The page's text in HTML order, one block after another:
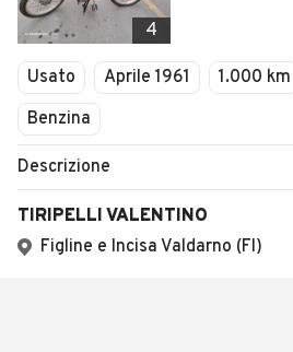
4
Usato Aprile 1961 1.000 km
Benzina
Descrizione
TIRIPELLI VALENTINO
Figline e Incisa Valdarno (FI)